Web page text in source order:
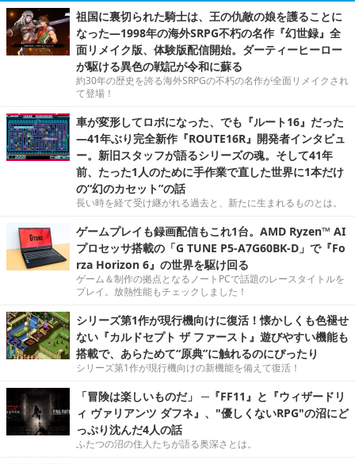
祖国に裏切られた騎士は、王の仇敵の娘を護ることに
なった―1998年の海外SRPG不朽の名作『幻世録』全
面リメイク版、体験版配信開始。ダーティーヒーロー
が駆ける異色の戦記が令和に蘇る
約30年の歴史を誇る海外SRPGの不朽の名作が全面リメイクされ
て登場！
車が変形してロボになった、でも『ルート16』だった
―41年ぶり完全新作『ROUTE16R』開発者インタビュ
ー。新旧スタッフが語るシリーズの魂。そして41年
前、たった1人のために手作業で直した世界に1本だけ
の“幻のカセット”の話
長い時を経て受け継がれる過去と、新たに生まれるものとは。
ゲームプレイも録画配信もこれ1台。AMD Ryzen™ AI
プロセッサ搭載の「G TUNE P5-A7G60BK-D」で『Fo
rza Horizon 6』の世界を駆け回る
ゲーム＆制作の拠点となるノートPCで話題のレースタイトルを
プレイ。放熱性能もチェックしました！
シリーズ第1作が現行機向けに復活！懐かしくも色褪せ
ない『カルドセプト ザ ファースト』遊びやすい機能も
搭載で、あらためて“原典”に触れるのにぴったり
シリーズ第1作が現行機向けの新機能を備えて復活！
「冒険は楽しいものだ」 ─『FF11』と『ウィザードリ
ィ ヴァリアンツ ダフネ』、"優しくないRPG"の沼にど
っぷり沈んだ4人の話
ふたつの沼の住人たちが語る奥深さとは。